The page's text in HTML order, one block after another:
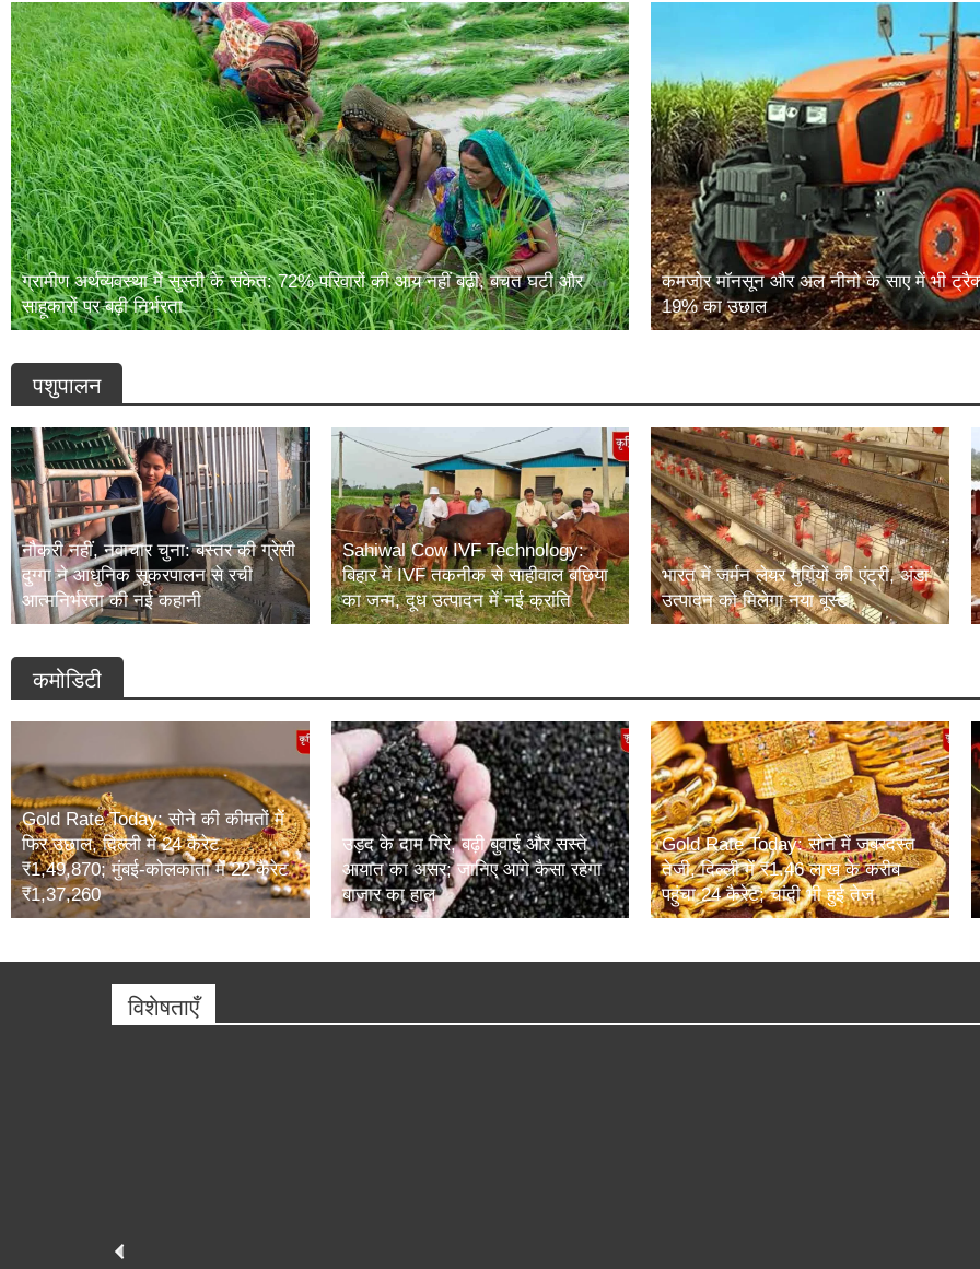
ग्रामीण अर्थव्यवस्था में सुस्ती के संकेत: 72% परिवारों की आय नहीं बढ़ी, बचत घटी और
साहूकारों पर बढ़ी निर्भरता
कमजोर मॉनसून और अल नीनो के साए में भी
19% का उछाल
पशुपालन
नौकरी नहीं, नवाचार चुना: बस्तर की ग्रेसी
दुग्गा ने आधुनिक सूकरपालन से रची
आत्मनिर्भरता की नई कहानी
Sahiwal Cow IVF Technology:
बिहार में IVF तकनीक से साहीवाल बछिया
का जन्म, दूध उत्पादन में नई क्रांति
भारत में जर्मन लेयर मुर्गियों की एंट्री, अंडा
उत्पादन को मिलेगा नया बूस्ट
कमोडिटी
Gold Rate Today: सोने की कीमतों में
फिर उछाल, दिल्ली में 24 कैरेट
₹1,49,870; मुंबई-कोलकाता में 22 कैरेट
₹1,37,260
उड़द के दाम गिरे, बढ़ी बुवाई और सस्ते
आयात का असर; जानिए आगे कैसा रहेगा
बाजार का हाल
Gold Rate Today: सोने में जबरदस्त
तेजी, दिल्ली में ₹1.46 लाख के करीब
पहुंचा 24 कैरेट; चांदी भी हुई तेज
विशेषताएँ